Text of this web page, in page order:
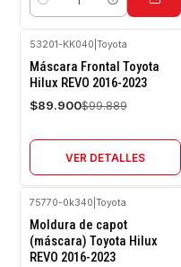
Cantidad
-10%
OFF
53201-KK040 Toyota
Máscara Frontal Toyota
Hilux REVO 2016-2023
$89.900$99.889
VER DETALLES
-10%
OFF
75770-0k340 Toyota
Moldura de capot
(máscara) Toyota Hilux
REVO 2016-2023